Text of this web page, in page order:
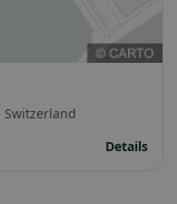
Switzerland
Details